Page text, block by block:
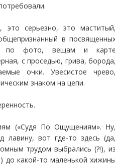
это серьезно, это
в
по фото, вещам и
с проседью, грива,
очки. Увесистое
знаком на цепи.
(«Судя По Ощущениям».
лавину, вот где-то здесь
трудом выбрались (?!),
до какой-то маленькой